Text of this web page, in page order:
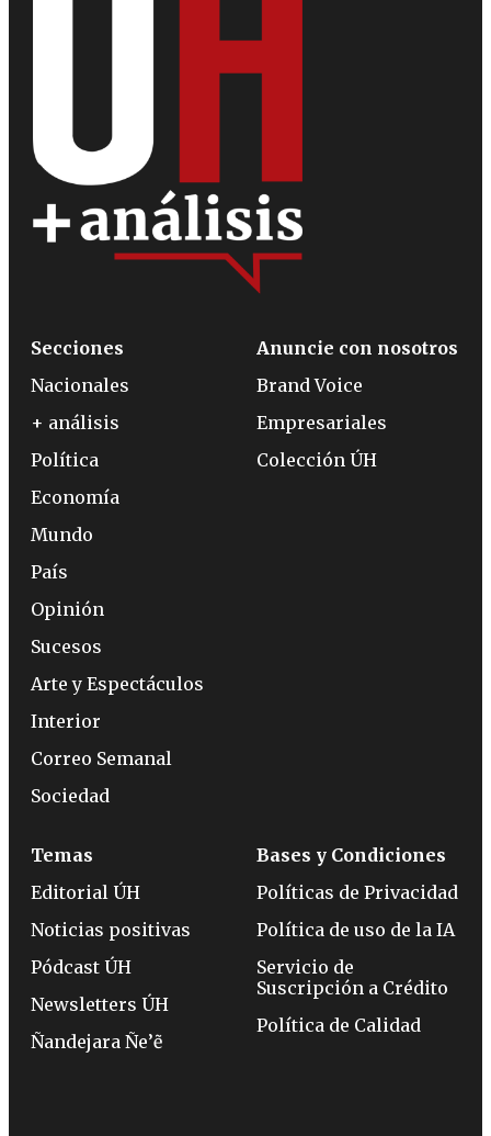
Secciones
Nacionales
+ análisis
Política
Economía
Mundo
País
Opinión
Sucesos
Arte y Espectáculos
Interior
Correo Semanal
Sociedad
Anuncie con nosotros
Brand Voice
Empresariales
Colección ÚH
Temas
Editorial ÚH
Noticias positivas
Pódcast ÚH
Newsletters ÚH
Ñandejara Ñe’ẽ
Bases y Condiciones
Políticas de Privacidad
Política de uso de la IA
Servicio de
Suscripción a Crédito
Política de Calidad